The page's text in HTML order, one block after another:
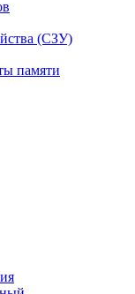
(СЗУ)
памяти